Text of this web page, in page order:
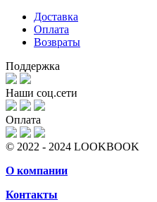
Доставка
Оплата
Возвраты
Поддержка
Наши соц.сети
Оплата
© 2022 - 2024 LOOKBOOK
О компании
Контакты